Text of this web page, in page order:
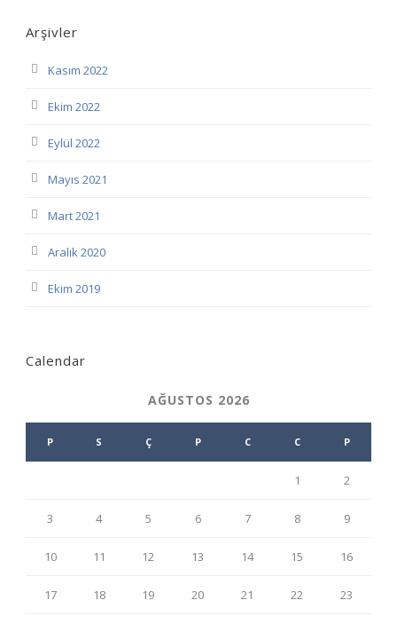
Arşivler
Kasım 2022
Ekim 2022
Eylül 2022
Mayıs 2021
Mart 2021
Aralık 2020
Ekim 2019
Calendar
AĞUSTOS 2026
P S Ç P C C P
1 2
3 4 5 6 7 8 9
10 11 12 13 14 15 16
17 18 19 20 21 22 23